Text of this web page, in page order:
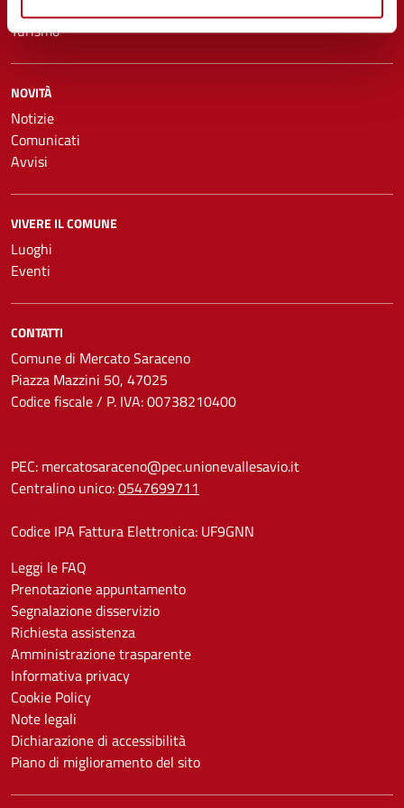
Turismo
NOVITÀ
Notizie
Comunicati
Avvisi
VIVERE IL COMUNE
Luoghi
Eventi
CONTATTI
Comune di Mercato Saraceno
Piazza Mazzini 50, 47025
Codice fiscale / P. IVA: 00738210400
PEC: mercatosaraceno@pec.unionevallesavio.it
Centralino unico:0547699711
Codice IPA Fattura Elettronica: UF9GNN
Leggi le FAQ
Prenotazione appuntamento
Segnalazione disservizio
Richiesta assistenza
Amministrazione trasparente
Informativa privacy
Cookie Policy
Note legali
Dichiarazione di accessibilità
Piano di miglioramento del sito